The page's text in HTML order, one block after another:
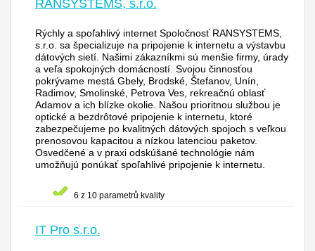
RANSYSTEMS, s.r.o.
Rýchly a spoľahlivý internet Spoločnosť RANSYSTEMS,
s.r.o. sa špecializuje na pripojenie k internetu a výstavbu
dátových sietí. Našimi zákazníkmi sú menšie firmy, úrady
a veľa spokojných domácností. Svojou činnosťou
pokrývame mestá Gbely, Brodské, Štefanov, Unín,
Radimov, Smolinské, Petrova Ves, rekreačnú oblasť
Adamov a ich blízke okolie. Našou prioritnou službou je
optické a bezdrôtové pripojenie k internetu, ktoré
zabezpečujeme po kvalitných dátových spojoch s veľkou
prenosovou kapacitou a nízkou latenciou paketov.
Osvedčené a v praxi odskúšané technológie nám
umožňujú ponúkať spoľahlivé pripojenie k internetu.
6 z 10 parametrů kvality
IT Pro s.r.o.